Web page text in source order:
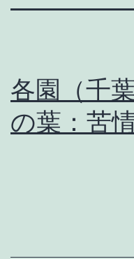
各園（千
の葉：苦